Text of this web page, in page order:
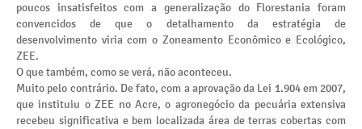
poucos insatisfeitos com a generalização do Florestania foram
convencidos de que o detalhamento da estratégia de
desenvolvimento viria com o Zoneamento Econômico e Ecológico,
ZEE.
O que também, como se verá, não aconteceu.
Muito pelo contrário. De fato, com a aprovação da Lei 1.904 em 2007,
que instituiu o ZEE no Acre, o agronegócio da pecuária extensiva
recebeu significativa e bem localizada área de terras cobertas com